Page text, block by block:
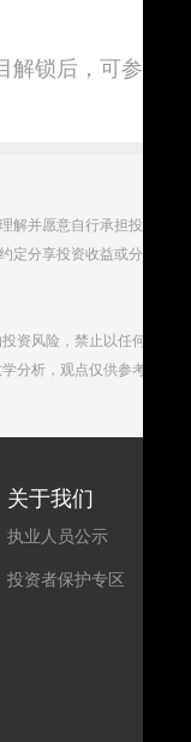
解锁后，可参与
解并愿意自行承担投资服
定分享投资收益或分担投
资风险，禁止以任何方式
分析，观点仅供参考。股
关于我们
执业人员公示
投资者保护专区